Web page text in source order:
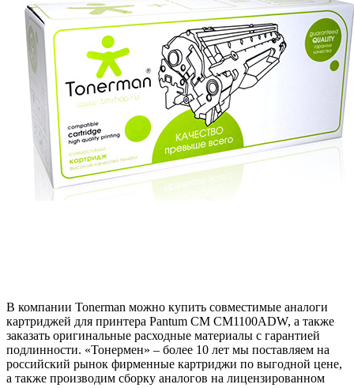
В компании Tonerman можно купить совместимые аналоги
картриджей для принтера Pantum CM CM1100ADW, а также
заказать оригинальные расходные материалы с гарантией
подлинности. «Тонермен» – более 10 лет мы поставляем на
российский рынок фирменные картриджи по выгодной цене,
а также производим сборку аналогов на лицензированном